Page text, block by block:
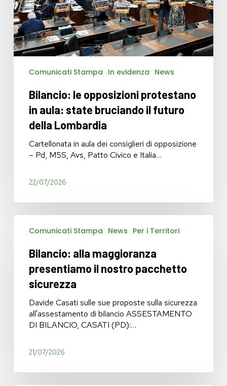
futuro
della
Lombardia
Comunicati Stampa In evidenza News
Bilancio: le opposizioni protestano
in aula: state bruciando il futuro
della Lombardia
Cartellonata in aula dei consiglieri di opposizione
– Pd, M5S, Avs, Patto Civico e Italia…
22/07/2026
presentiamo
nostro
pacchetto
sicurezza
Comunicati Stampa News Per i Territori
Bilancio: alla maggioranza
presentiamo il nostro pacchetto
sicurezza
Davide Casati sulle sue proposte sulla sicurezza
all'assestamento di bilancio ASSESTAMENTO
DI BILANCIO, CASATI (PD):…
21/07/2026